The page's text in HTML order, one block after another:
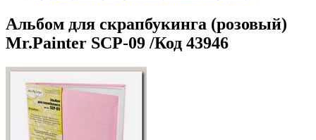
Альбом для скрапбукинга (розовый)
Mr.Painter SCP-09 /Код 43946